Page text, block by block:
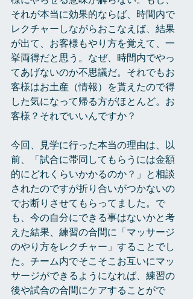
それが本当に効果的ならば、時間内で
レクチャーしながらおこなえば、結果
が出て、お客様もやり方を覚えて、一
挙両得だと思う。なぜ、時間内でやっ
てあげないのか不思議だ。それでもお
客様はお土産（情報）を貰えたので得
した気になって帰る方がほとんど。お
客様？それでいいんですか？
今回、見学に行った本当の理由は、以
前、「試合に帯同してもらうには金額
的にどれくらいかかるのか？」と相談
されたのですが折り合いがつかないの
でお断りさせてもらってました。で
も、今の自分にできる事はないかと考
えた結果、練習の合間に「マッサージ
のやり方をレクチャー」することでし
た。チーム内でそこそこお互いにマッ
サージができるようになれば、練習の
後や試合の合間にケアすることがで